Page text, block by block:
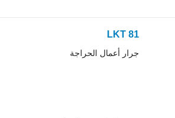
LKT 81
جرار أعمال الحراجة